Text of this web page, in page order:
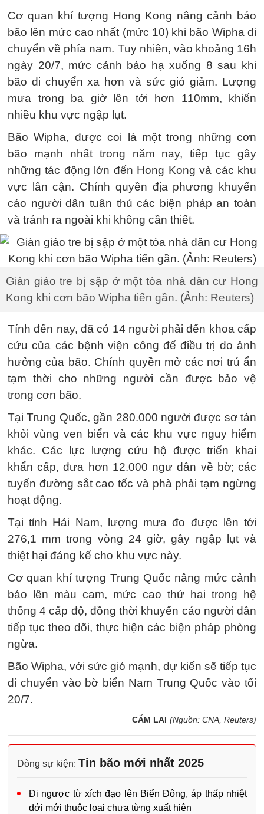
Cơ quan khí tượng Hong Kong nâng cảnh báo
bão lên mức cao nhất (mức 10) khi bão Wipha di
chuyển về phía nam. Tuy nhiên, vào khoảng 16h
ngày 20/7, mức cảnh báo hạ xuống 8 sau khi
bão di chuyển xa hơn và sức gió giảm. Lượng
mưa trong ba giờ lên tới hơn 110mm, khiến
nhiều khu vực ngập lụt.
Bão Wipha, được coi là một trong những cơn
bão mạnh nhất trong năm nay, tiếp tục gây
những tác động lớn đến Hong Kong và các khu
vực lân cận. Chính quyền địa phương khuyến
cáo người dân tuân thủ các biện pháp an toàn
và tránh ra ngoài khi không cần thiết.
Giàn giáo tre bị sập ở một tòa nhà dân cư Hong
Kong khi cơn bão Wipha tiến gần. (Ảnh: Reuters)
Tính đến nay, đã có 14 người phải đến khoa cấp
cứu của các bệnh viện công để điều trị do ảnh
hưởng của bão. Chính quyền mở các nơi trú ẩn
tạm thời cho những người cần được bảo vệ
trong cơn bão.
Tại Trung Quốc, gần 280.000 người được sơ tán
khỏi vùng ven biển và các khu vực nguy hiểm
khác. Các lực lượng cứu hộ được triển khai
khẩn cấp, đưa hơn 12.000 ngư dân về bờ; các
tuyến đường sắt cao tốc và phà phải tạm ngừng
hoạt động.
Tại tỉnh Hải Nam, lượng mưa đo được lên tới
276,1 mm trong vòng 24 giờ, gây ngập lụt và
thiệt hại đáng kể cho khu vực này.
Cơ quan khí tượng Trung Quốc nâng mức cảnh
báo lên màu cam, mức cao thứ hai trong hệ
thống 4 cấp độ, đồng thời khuyến cáo người dân
tiếp tục theo dõi, thực hiện các biện pháp phòng
ngừa.
Bão Wipha, với sức gió mạnh, dự kiến sẽ tiếp tục
di chuyển vào bờ biển Nam Trung Quốc vào tối
20/7.
CẨM LAI (Nguồn: CNA, Reuters)
Dòng sự kiện: Tin bão mới nhất 2025
Đi ngược từ xích đạo lên Biển Đông, áp thấp nhiệt
đới mới thuộc loại chưa từng xuất hiện